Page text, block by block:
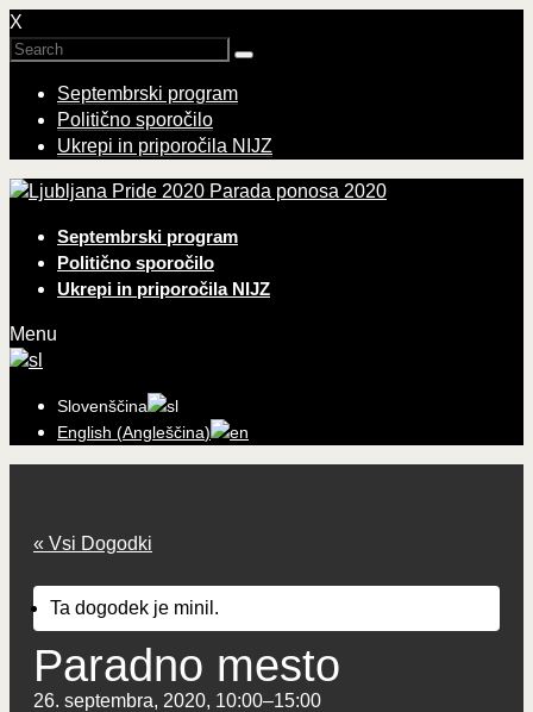
X
Septembrski program
Politično sporočilo
Ukrepi in priporočila NIJZ
Parada ponosa 2020
Septembrski program
Politično sporočilo
Ukrepi in priporočila NIJZ
Menu
Slovenščina
English (Angleščina)
« Vsi Dogodki
Ta dogodek je minil.
Paradno mesto
26. septembra, 2020, 10:00–15:00